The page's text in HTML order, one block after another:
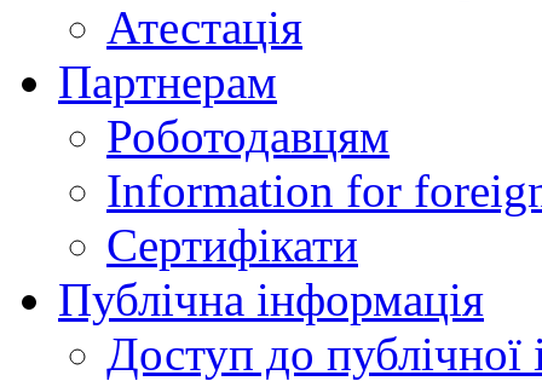
Атестація
Партнерам
Роботодавцям
Information for
Сертифікати
Публічна інформація
Доступ до публічної